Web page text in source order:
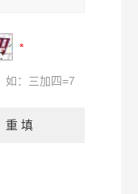
如：三加四=7